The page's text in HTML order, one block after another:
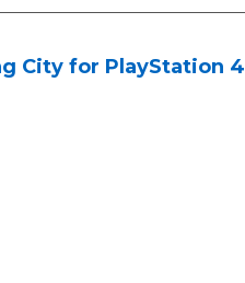
City for PlayStation 4